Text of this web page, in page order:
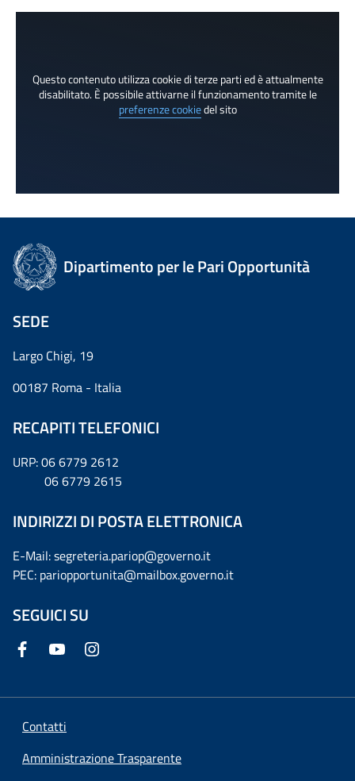
Questo contenuto utilizza cookie di terze parti ed è attualmente
disabilitato. È possibile attivarne il funzionamento tramite le
preferenze cookiedel sito
Dipartimento per le Pari Opportunità
SEDE
Largo Chigi, 19
00187 Roma - Italia
RECAPITI TELEFONICI
URP: 06 6779 2612
06 6779 2615
INDIRIZZI DI POSTA ELETTRONICA
E-Mail: segreteria.pariop@governo.it
PEC: pariopportunita@mailbox.governo.it
SEGUICI SU
Contatti
Amministrazione Trasparente